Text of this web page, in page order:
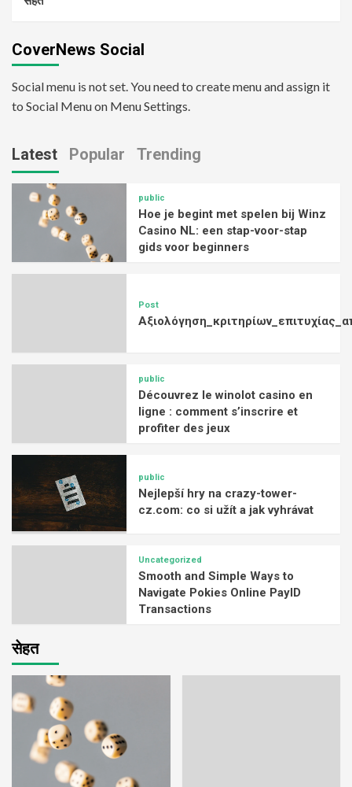
CoverNews Social
Social menu is not set. You need to create menu and assign it
to Social Menu on Menu Settings.
Latest Popular Trending
public
Hoe je begint met spelen bij Winz
Casino NL: een stap-voor-stap
gids voor beginners
Post
public
Découvrez le winolot casino en
ligne : comment s’inscrire et
profiter des jeux
public
Nejlepší hry na crazy-tower-
cz.com: co si užít a jak vyhrávat
Uncategorized
Smooth and Simple Ways to
Navigate Pokies Online PayID
Transactions
सेहत